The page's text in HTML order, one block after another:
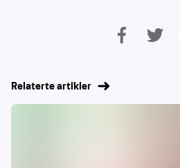
Relaterte artikler